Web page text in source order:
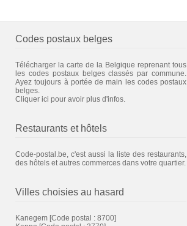
Codes postaux belges
Télécharger la carte de la Belgique reprenant tous
les codes postaux belges classés par commune.
Ayez toujours à portée de main les codes postaux
belges.
Cliquer ici pour avoir plus d'infos.
Restaurants et hôtels
Code-postal.be, c'est aussi la liste des restaurants,
des hôtels et autres commerces dans votre quartier.
Villes choisies au hasard
Kanegem [Code postal : 8700]